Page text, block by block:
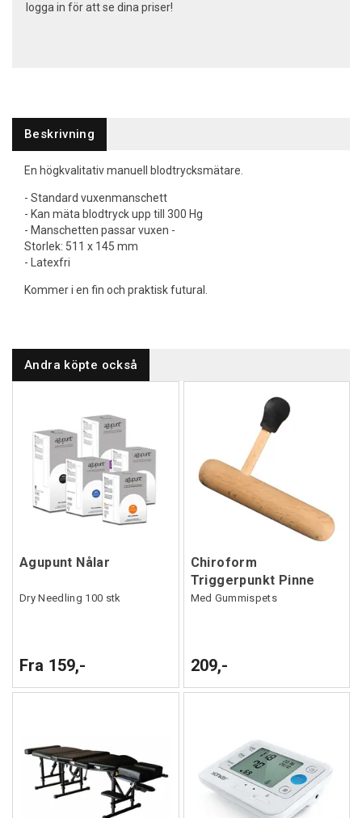
logga in för att se dina priser!
Beskrivning
En högkvalitativ manuell blodtrycksmätare.
- Standard vuxenmanschett
- Kan mäta blodtryck upp till 300 Hg
- Manschetten passar vuxen -
Storlek: 511 x 145 mm
- Latexfri
Kommer i en fin och praktisk futural.
Andra köpte också
Agupunt Nålar
Dry Needling 100 stk
Fra 159,-
Chiroform
Triggerpunkt Pinne
Med Gummispets
209,-